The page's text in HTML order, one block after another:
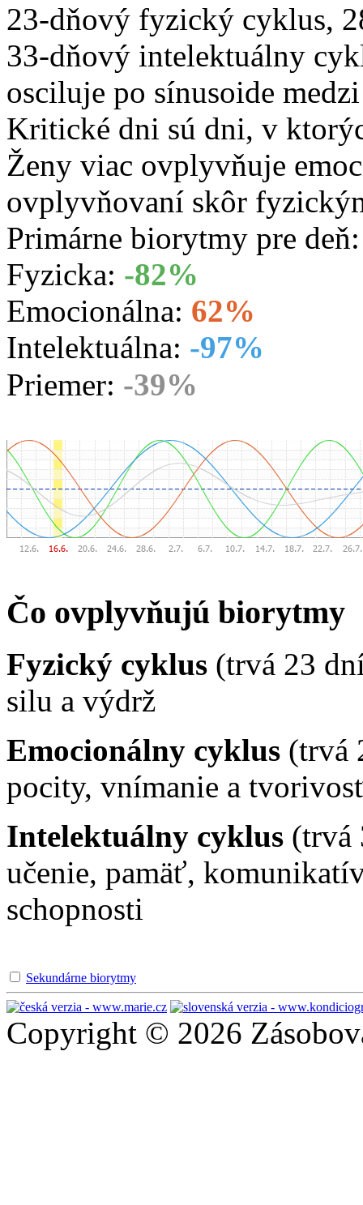
23-dňový fyzický cyklus,
33-dňový intelektuálny
osciluje po sínusoide
Kritické dni sú dni, v
Ženy viac ovplyvňuje
ovplyvňovaní skôr
Primárne biorytmy pre
Fyzicka: -82%
Emocionálna: 62%
Intelektuálna: -97%
Priemer: -39%
Čo ovplyvňujú biorytmy
Fyzický cyklus (trvá 23
silu a výdrž
Emocionálny cyklus (trvá
pocity, vnímanie a
Intelektuálny cyklus (trvá
učenie, pamäť,
schopnosti
Sekundárne biorytmy
Copyright © 2026